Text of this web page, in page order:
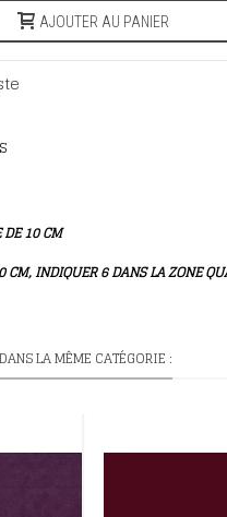
AJOUTER AU PANIER
DE 10 CM
CM, INDIQUER 6 DANS LA ZONE
LA MÊME CATÉGORIE :